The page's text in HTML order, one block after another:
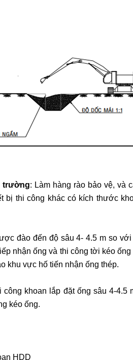
trường: Làm hàng rào bảo vệ, và
bị thi công khác có kích thước
đào đến độ sâu 4- 4.5 m so
nhận ống và thi công tời kéo
khu vực hố tiến nhận ống thép.
công khoan lắp đặt ống sâu 4-
kéo ống.
HDD